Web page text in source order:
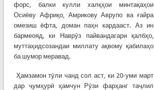
форс, балки кулли халқҳои минтақаҳои
Осиёву Африқо, Амрикову Аврупо ва ғайра
омезиш ёфта, доман паҳн кардааст. Аз ин
бармеояд, ки Наврӯз пайвандагари қалбҳо,
муттаҳидсозандаи миллату ақвому қабилаҳо
ба шумор меравад.
Ҳамзамон тӯли чанд сол аст, ки 20-уми март
дар ҷумҳурӣ ҳамчун Рӯзи фарҳанг таҷлил